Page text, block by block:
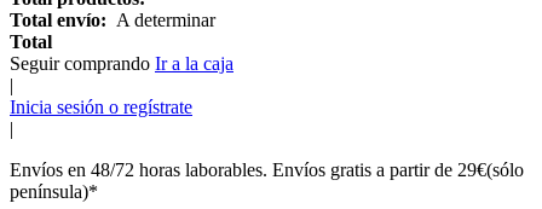
Total envío: A determinar
Total
Seguir comprando Ir a la caja
|
Inicia sesión o regístrate
|
Envíos en 48/72 horas laborables. Envíos gratis a partir de 29€(sólo
península)*